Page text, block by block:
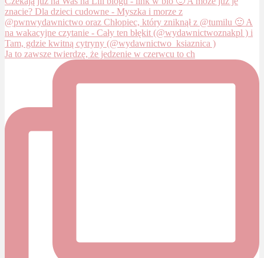
Ja to zawsze twierdzę, że jedzenie w czerwcu to ch